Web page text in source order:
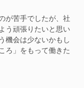
が苦手でしたが、社
う頑張りたいと思い
機会は少ないかもし
ろ」をもって働きた